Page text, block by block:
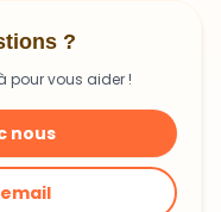
?
pour vous aider !
nous